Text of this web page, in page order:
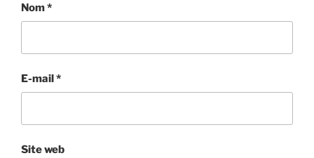
Nom*
E-mail*
Site web